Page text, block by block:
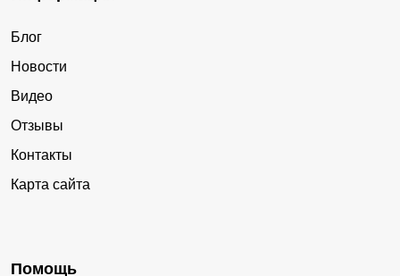
Блог
Новости
Видео
Отзывы
Контакты
Карта сайта
Помощь